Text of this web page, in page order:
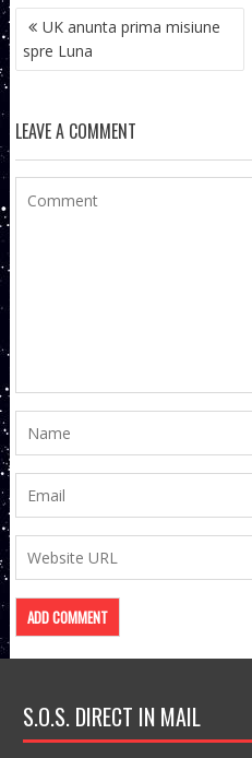
NAVIGARE
ÎN
ARTICOLE
UK anunta prima misiune
spre Luna
LEAVE A COMMENT
S.O.S. DIRECT IN MAIL